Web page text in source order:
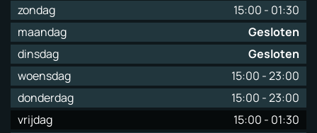
zondag 15:00 - 01:30
maandag
Gesloten
dinsdag
Gesloten
woensdag
15:00 -23:00
donderdag
15:00 -23:00
vrijdag
15:00 - 01:30